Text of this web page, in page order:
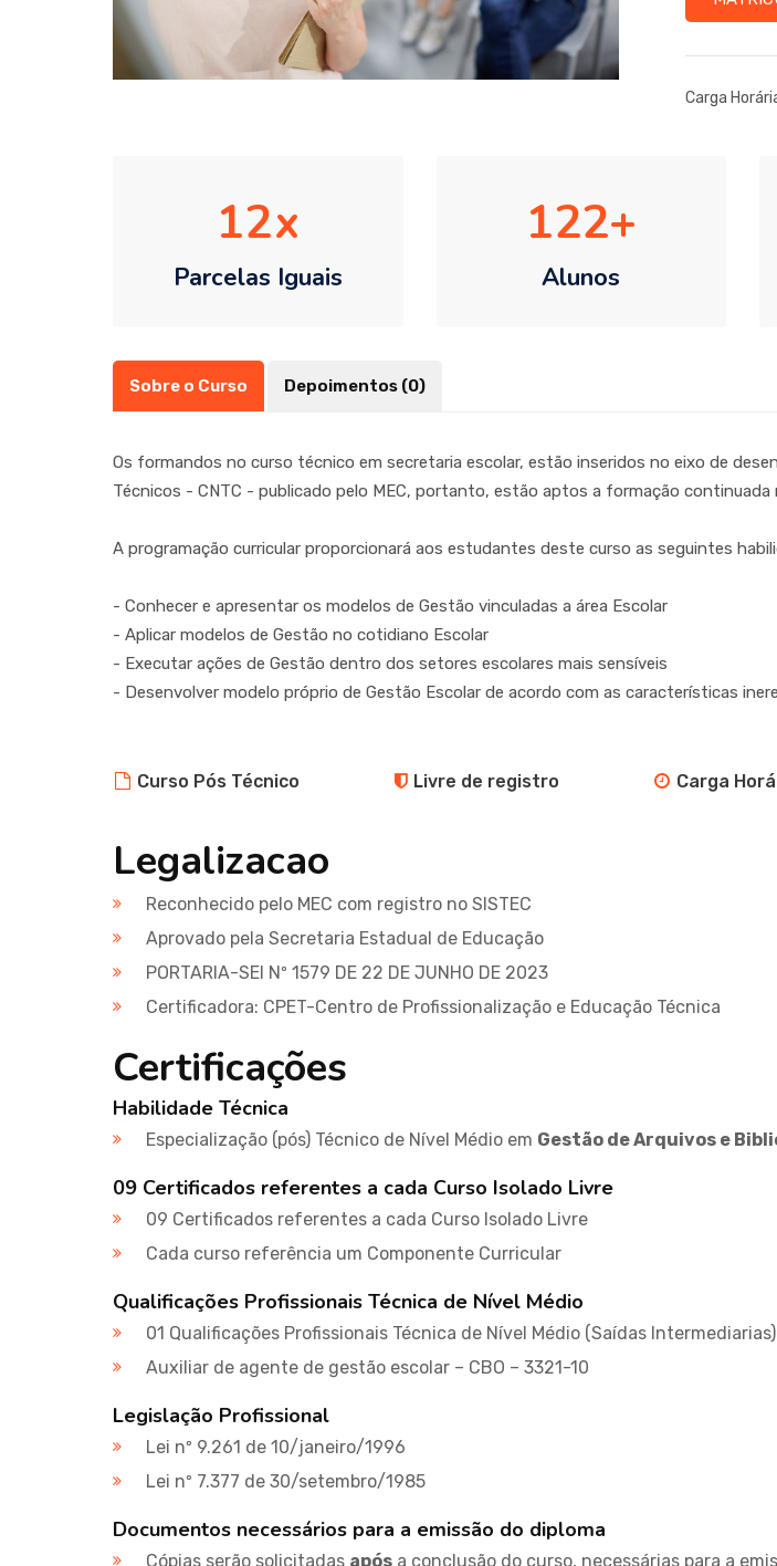
Carga
12
Parcelas Iguais
122
Alunos
Sobre o Curso Depoimentos (0)
Os formandos no curso técnico em secretaria escolar, estão inseridos no eixo de
Técnicos - CNTC - publicado pelo MEC, portanto, estão aptos a formação continuada
A programação curricular proporcionará aos estudantes deste curso as seguintes
- Conhecer e apresentar os modelos de Gestão vinculadas a área Escolar
- Aplicar modelos de Gestão no cotidiano Escolar
- Executar ações de Gestão dentro dos setores escolares mais sensíveis
- Desenvolver modelo próprio de Gestão Escolar de acordo com as características
Curso Pós Técnico Livre de registro Carga
Legalizacao
Reconhecido pelo MEC com registro no SISTEC
Aprovado pela Secretaria Estadual de Educação
PORTARIA-SEI Nº 1579 DE 22 DE JUNHO DE 2023
Certificadora: CPET-Centro de Profissionalização e Educação Técnica
Certificações
Habilidade Técnica
Especialização (pós) Técnico de Nível Médio em Gestão de Arquivos e
09 Certificados referentes a cada Curso Isolado Livre
09 Certificados referentes a cada Curso Isolado Livre
Cada curso referência um Componente Curricular
Qualificações Profissionais Técnica de Nível Médio
01 Qualificações Profissionais Técnica de Nível Médio (Saídas Intermediarias)
Auxiliar de agente de gestão escolar – CBO – 3321-10
Legislação Profissional
Lei nº 9.261 de 10/janeiro/1996
Lei nº 7.377 de 30/setembro/1985
Documentos necessários para a emissão do diploma
Cópias serão solicitadas após a conclusão do curso, necessárias para a